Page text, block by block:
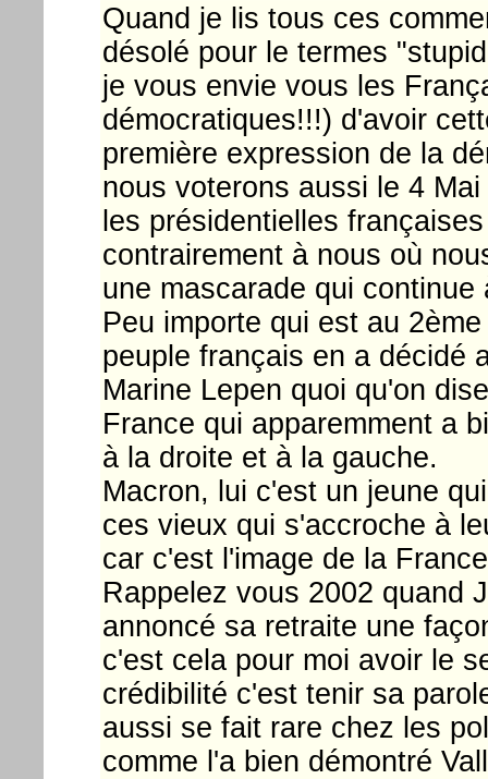
Quand je lis tous ces
désolé pour le termes
je vous envie vous les
démocratiques!!!) d'avoir
première expression de la
nous voterons aussi le 4
les présidentielles
contrairement à nous où
une mascarade qui continue
Peu importe qui est au
peuple français en a décidé
Marine Lepen quoi qu'on
France qui apparemment a
à la droite et à la gauche.
Macron, lui c'est un jeune
ces vieux qui s'accroche à
car c'est l'image de la
Rappelez vous 2002 quand
annoncé sa retraite une
c'est cela pour moi avoir le
crédibilité c'est tenir sa
aussi se fait rare chez les
comme l'a bien démontré